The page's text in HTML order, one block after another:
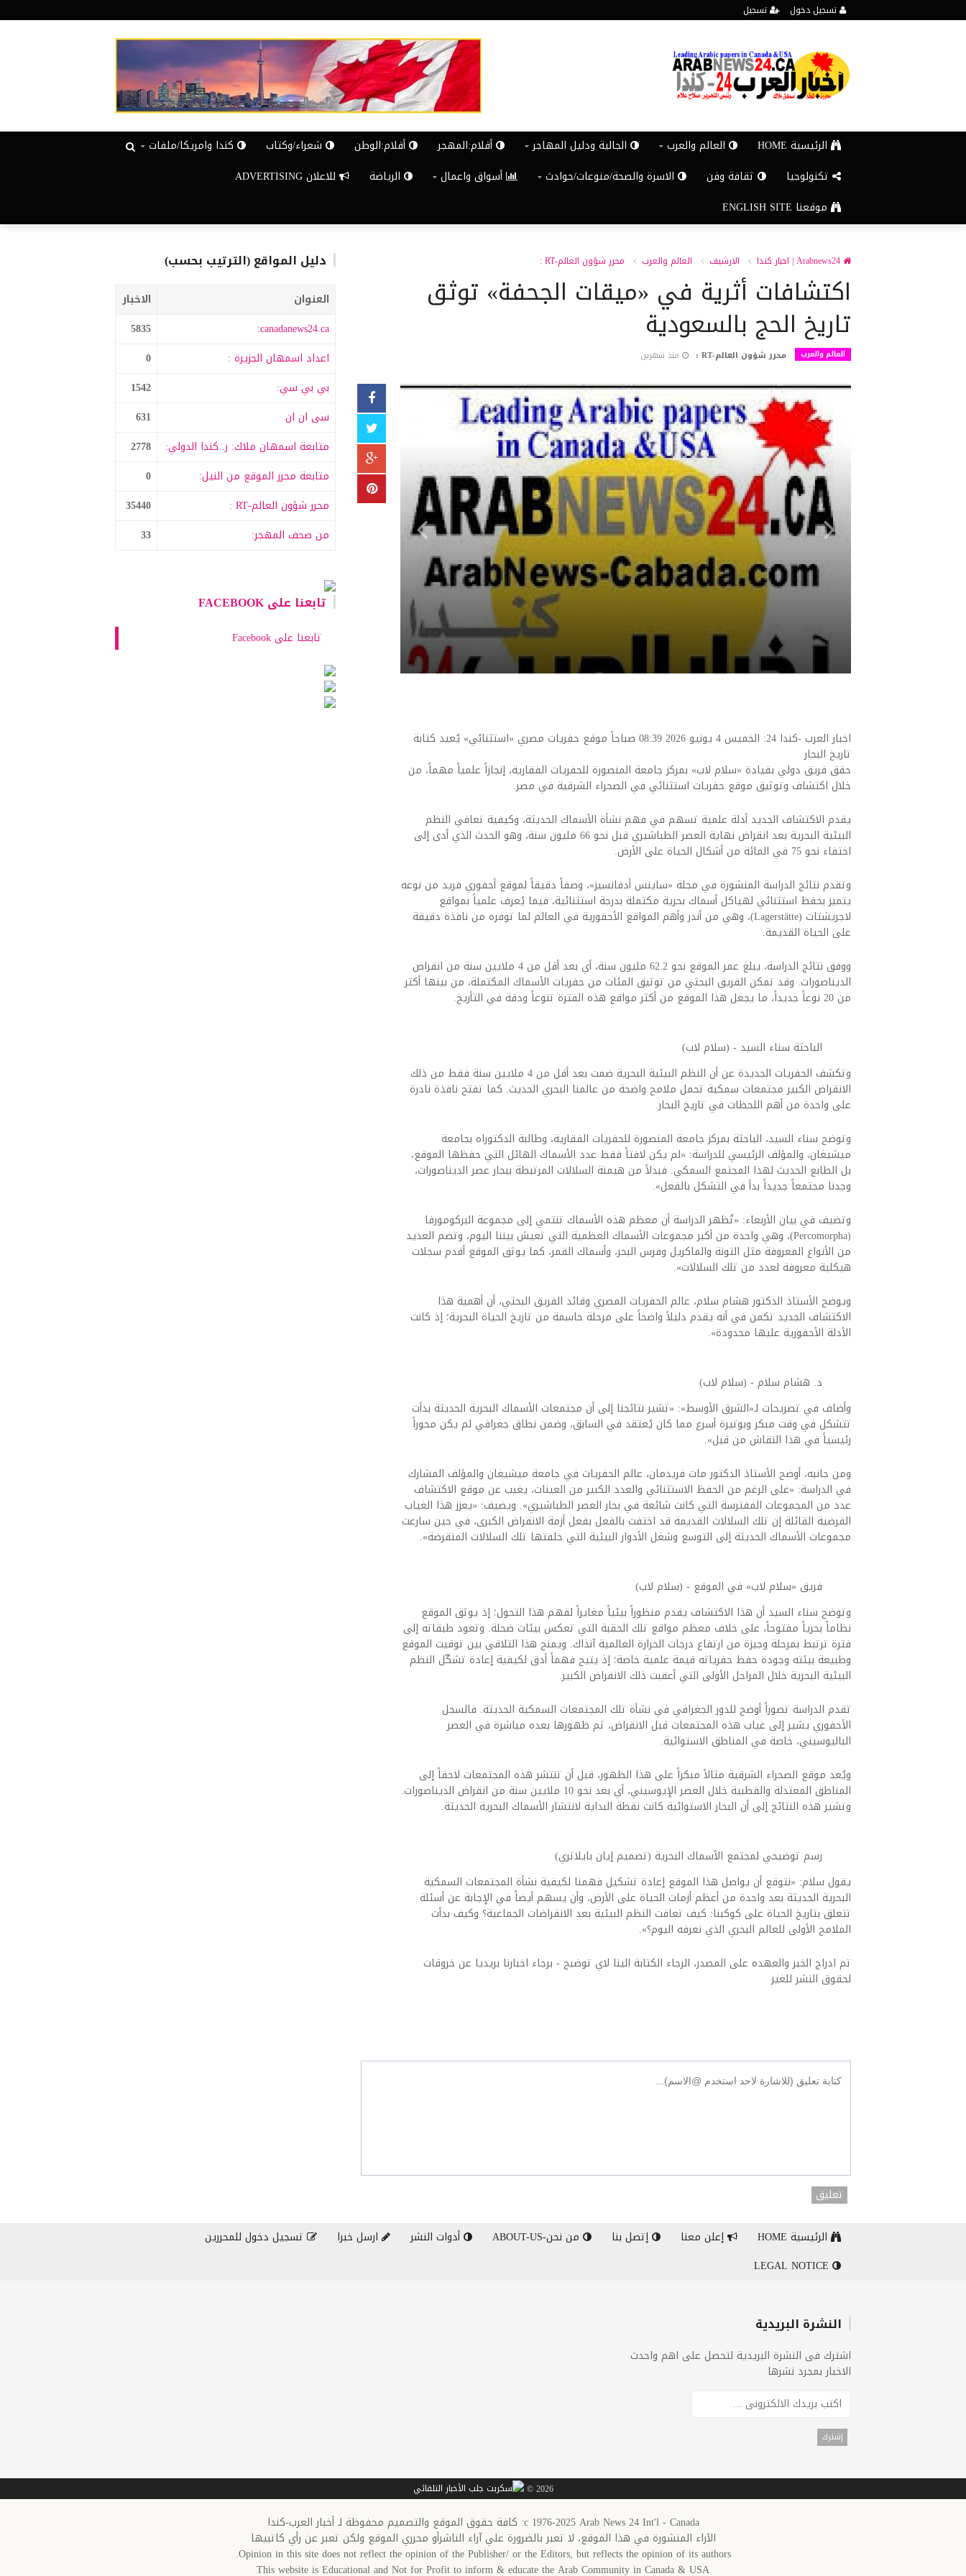
تسجيل دخول تسجيل
الرئيسية HOME العالم والعرب الجالية ودليل المهاجر أقلام:المهجر أقلام:الوطن شعراء/وكتاب
كندا وامريكا/ملفات
تكنولوجيا
ثقافة وفن الاسرة والصحة/منوعات/حوادث أسواق واعمال الرياضة
للاعلان ADVERTISING
موقعنا ENGLISH SITE
دليل المواقع (الترتيب بحسب)
العنوان
الاخبار
canadanews24.ca:
5835
اعداد اسمهان الجزيرة :
0
بي بي سي:
1542
سى ان ان
631
متابعة اسمهان ملاك: ر. كندا الدولي:
2778
متابعة محرر الموقع من النيل:
0
محرر شؤون العالم-RT :
35440
من صحف المهجر:
33
تابعنا على FACEBOOK
تابعنا على Facebook
الارشيف العالم والعرب محرر شؤون العالم-RT :
اكتشافات أثرية في «ميقات الجحفة» توثق
تاريخ الحج بالسعودية
العالم والعرب محرر شؤون العالم-RT : منذ شهرين
اخبار العرب -كندا 24: الخميس 4 يونيو 2026 08:39 صباحاً موقع حفريات مصري «استثنائي» يُعيد كتابة
تاريخ البحار
حقق فريق دولي بقيادة «سلام لاب» بمركز جامعة المنصورة للحفريات الفقارية، إنجازاً علمياً مهماً، من
خلال اكتشاف وتوثيق موقع حفريات استثنائي في الصحراء الشرقية في مصر.
يقدم الاكتشاف الجديد أدلة علمية تسهم في فهم نشأة الأسماك الحديثة، وكيفية تعافي النظم
البيئية البحرية بعد انقراض نهاية العصر الطباشيري قبل نحو 66 مليون سنة، وهو الحدث الذي أدى إلى
اختفاء نحو 75 في المائة من أشكال الحياة على الأرض.
وتقدم نتائج الدراسة المنشورة في مجلة «ساينس أدفانسيز»، وصفاً دقيقاً لموقع أحفوري فريد من نوعه
يتميز بحفظ استثنائي لهياكل أسماك بحرية مكتملة بدرجة استثنائية، فيما يُعرف علمياً بمواقع
لاجريشتات (Lagerstätte)، وهي من أندر وأهم المواقع الأحفورية في العالم لما توفره من نافذة دقيقة
على الحياة القديمة.
ووفق نتائج الدراسة، يبلغ عمر الموقع نحو 62.2 مليون سنة، أي بعد أقل من 4 ملايين سنة من انقراض
الديناصورات. وقد تمكن الفريق البحثي من توثيق المئات من حفريات الأسماك المكتملة، من بينها أكثر
من 20 نوعاً جديداً، ما يجعل هذا الموقع من أكثر مواقع هذه الفترة تنوعاً ودقة في التأريخ.
الباحثة سناء السيد - (سلام لاب)
وتكشف الحفريات الجديدة عن أن النظم البيئية البحرية ضمت بعد أقل من 4 ملايين سنة فقط من ذلك
الانقراض الكبير مجتمعات سمكية تحمل ملامح واضحة من عالمنا البحري الحديث. كما تفتح نافذة نادرة
على واحدة من أهم اللحظات في تاريخ البحار.
وتوضح سناء السيد، الباحثة بمركز جامعة المنصورة للحفريات الفقارية، وطالبة الدكتوراه بجامعة
ميشيغان، والمؤلف الرئيسي للدراسة: «لم يكن لافتاً فقط عدد الأسماك الهائل التي حفظها الموقع،
بل الطابع الحديث لهذا المجتمع السمكي. فبدلاً من هيمنة السلالات المرتبطة ببحار عصر الديناصورات،
وجدنا مجتمعاً جديداً بدأ في التشكل بالفعل».
وتضيف في بيان الأربعاء: «تُظهر الدراسة أن معظم هذه الأسماك تنتمي إلى مجموعة البركومورفا
(Percomorpha)، وهي واحدة من أكبر مجموعات الأسماك العظمية التي تعيش بيننا اليوم، وتضم العديد
من الأنواع المعروفة مثل التونة والماكريل وفرس البحر، وأسماك القمر، كما يوثق الموقع أقدم سجلات
هيكلية معروفة لعدد من تلك السلالات».
ويوضح الأستاذ الدكتور هشام سلام، عالم الحفريات المصري وقائد الفريق البحثي، أن أهمية هذا
الاكتشاف الجديد تكمن في أنه يقدم دليلاً واضحاً على مرحلة حاسمة من تاريخ الحياة البحرية؛ إذ كانت
الأدلة الأحفورية عليها محدودة».
د. هشام سلام - (سلام لاب)
وأضاف في تصريحات لـ«الشرق الأوسط»: «تشير نتائجنا إلى أن مجتمعات الأسماك البحرية الحديثة بدأت
تتشكل في وقت مبكر وبوتيرة أسرع مما كان يُعتقد في السابق، وضمن نطاق جغرافي لم يكن محوراً
رئيسياً في هذا النقاش من قبل».
ومن جانبه، أوضح الأستاذ الدكتور مات فريدمان، عالم الحفريات في جامعة ميشيغان والمؤلف المشارك
في الدراسة: «على الرغم من الحفظ الاستثنائي والعدد الكبير من العينات، يغيب عن موقع الاكتشاف
عدد من المجموعات المفترسة التي كانت شائعة في بحار العصر الطباشيري». ويضيف: «يعزز هذا الغياب
الفرضية القائلة إن تلك السلالات القديمة قد اختفت بالفعل بفعل أزمة الانقراض الكبرى، في حين سارعت
مجموعات الأسماك الحديثة إلى التوسع وشغل الأدوار البيئية التي خلفتها تلك السلالات المنقرضة».
فريق «سلام لاب» في الموقع - (سلام لاب)
وتوضح سناء السيد أن هذا الاكتشاف يقدم منظوراً بيئياً مغايراً لفهم هذا التحول؛ إذ يوثق الموقع
نظاماً بحرياً مفتوحاً، على خلاف معظم مواقع تلك الحقبة التي تعكس بيئات ضحلة. وتعود طبقاته إلى
فترة ترتبط بمرحلة وجيزة من ارتفاع درجات الحرارة العالمية آنذاك. ويمنح هذا التلاقي بين توقيت الموقع
وطبيعة بيئته وجودة حفظ حفرياته قيمة علمية خاصة؛ إذ يتيح فهماً أدق لكيفية إعادة تشكّل النظم
البيئية البحرية خلال المراحل الأولى التي أعقبت ذلك الانقراض الكبير.
تقدم الدراسة تصوراً أوضح للدور الجغرافي في نشأة تلك المجتمعات السمكية الحديثة. فالسجل
الأحفوري يشير إلى غياب هذه المجتمعات قبل الانقراض، ثم ظهورها بعده مباشرة في العصر
الباليوسيني، خاصة في المناطق الاستوائية.
ويُعد موقع الصحراء الشرقية مثالاً مبكراً على هذا الظهور، قبل أن تنتشر هذه المجتمعات لاحقاً إلى
المناطق المعتدلة والقطبية خلال العصر الإيوسيني، أي بعد نحو 10 ملايين سنة من انقراض الديناصورات.
وتشير هذه النتائج إلى أن البحار الاستوائية كانت نقطة البداية لانتشار الأسماك البحرية الحديثة.
رسم توضيحي لمجتمع الأسماك البحرية (تصميم إيان بايلاتري)
يقول سلام: «نتوقع أن يواصل هذا الموقع إعادة تشكيل فهمنا لكيفية نشأة المجتمعات السمكية
البحرية الحديثة بعد واحدة من أعظم أزمات الحياة على الأرض، وأن يسهم أيضاً في الإجابة عن أسئلة
تتعلق بتاريخ الحياة على كوكبنا: كيف تعافت النظم البيئية بعد الانقراضات الجماعية؟ وكيف بدأت
الملامح الأولى للعالم البحري الذي نعرفه اليوم؟».
تم ادراج الخبر والعهده على المصدر، الرجاء الكتابة الينا لاي توضبح - برجاء اخبارنا بريديا عن خروقات
لحقوق النشر للغير
تعليق
الرئيسية HOME إعلن معنا إتصل بنا من نحن-ABOUT-US أدوات النشر ارسل خبرا
تسجيل دخول للمحررين
النشرة البريدية
اشترك فى النشرة البريدية لتحصل على اهم واحدث
الاخبار بمجرد نشرها
2026 ©
c 1976-2025 Arab News 24 Int'l - Canada: كافة حقوق الموقع والتصميم محفوظة لـ أخبار العرب-كندا
الآراء المنشورة في هذا الموقع، لا تعبر بالضرورة علي آراء الناشرأو محرري الموقع ولكن تعبر عن رأي كاتبيها
Opinion in this site does not reflect the opinion of the Publisher/ or the Editors, but reflects the opinion of its authors.
This website is Educational and Not for Profit to inform & educate the Arab Community in Canada & USA